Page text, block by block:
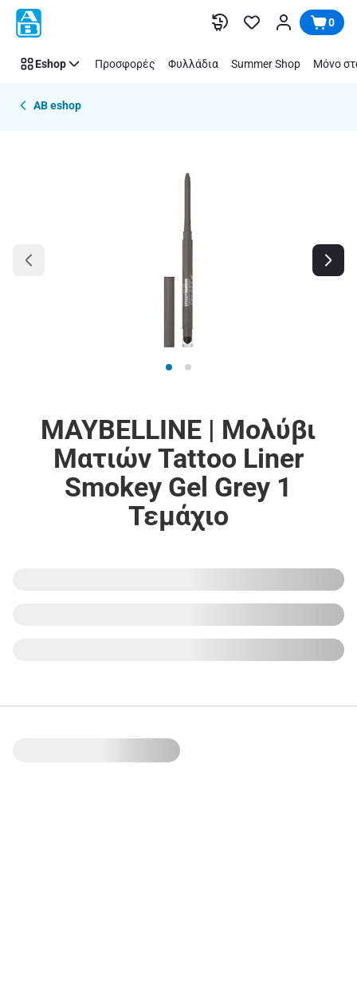
Παράλειψη 0
Eshop Προσφορές Φυλλάδια Summer Shop Μόνο
AB eshop
MAYBELLINE | Μολύβι
Ματιών Tattoo Liner
Smokey Gel Grey 1
Τεμάχιο